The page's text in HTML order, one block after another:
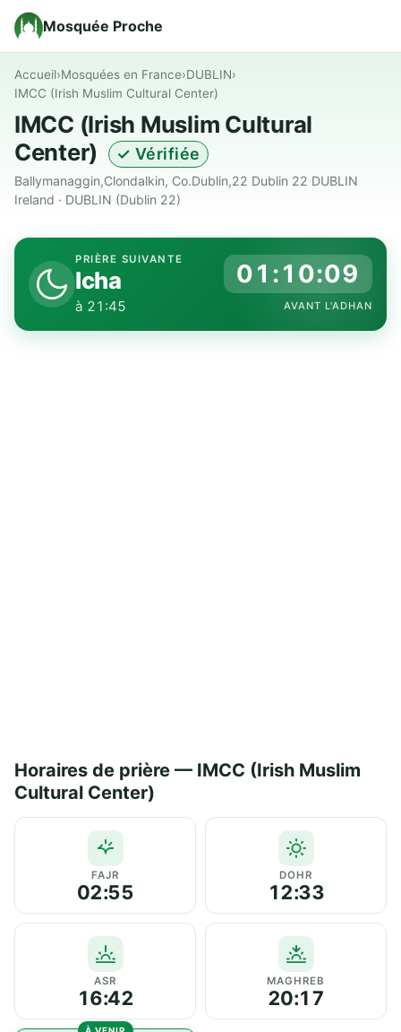
Mosquée Proche
Accueil›Mosquées en France›DUBLIN›
IMCC (Irish Muslim Cultural Center)
IMCC (Irish Muslim Cultural
Center)
✓ Vérifiée
Ballymanaggin,Clondalkin, Co.Dublin,22 Dublin 22 DUBLIN
Ireland · DUBLIN (Dublin 22)
PRIÈRE SUIVANTE
Icha
à 21:45
01:10:09
AVANT L'ADHAN
Horaires de prière — IMCC (Irish Muslim
Cultural Center)
FAJR
02:55
DOHR
12:33
ASR
16:42
MAGHREB
20:17